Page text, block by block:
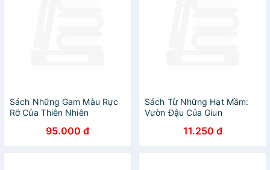
Sách Những Gam Màu Rực
Rỡ Của Thiên Nhiên
95.000 đ
Sách Từ Những Hạt Mầm:
Vườn Đậu Của Giun
11.250 đ